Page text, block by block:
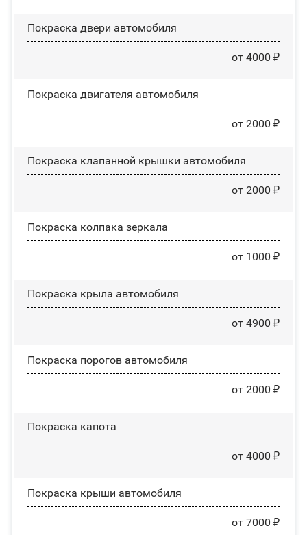
Покраска двери автомобиля
от 4000 ₽
Покраска двигателя автомобиля
от 2000 ₽
Покраска клапанной крышки автомобиля
от 2000 ₽
Покраска колпака зеркала
от 1000 ₽
Покраска крыла автомобиля
от 4900 ₽
Покраска порогов автомобиля
от 2000 ₽
Покраска капота
от 4000 ₽
Покраска крыши автомобиля
от 7000 ₽